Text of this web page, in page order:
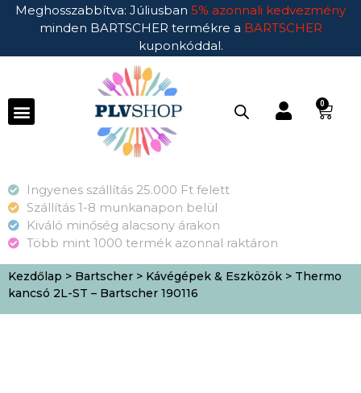
Meghosszabbítva: Júliusban 5% azonnali kedvezmény
minden BARTSCHER termékre a BARTSCHER
kuponkóddal.
0
Ingyenes szállítás 25.000 Ft felett
Szállítás 1-8 munkanapon belül
Kiváló minőség alacsony árakon
Több mint 1000 termék azonnal raktáron
Kezdőlap > Bartscher > Kávégépek & Eszközök > Thermo
kancsó 2L-ST – Bartscher 190116